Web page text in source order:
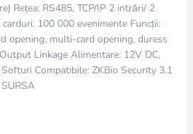
Rețea: RS485, TCP/IP 2 intrări/ 2
100 000 evenimente Funcții:
opening, multi-card opening, duress
Linkage Alimentare: 12V DC,
Compatibile: ZKBio Security 3.1